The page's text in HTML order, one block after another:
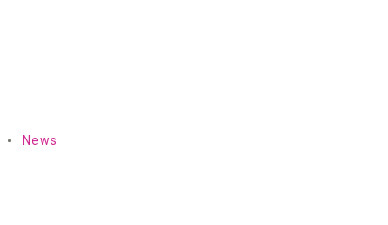
News